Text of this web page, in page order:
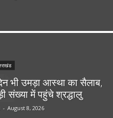
भी उमड़ा आस्था का सैलाब,
संख्या में पहुंचे श्रद्धालु
- August 8, 2026